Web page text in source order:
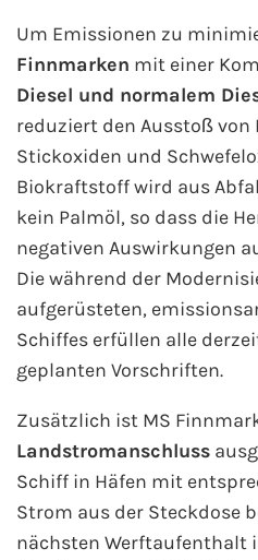
Um Emissionen zu
Finnmarken mit einer
Diesel und normalem
reduziert den Ausstoß von
Stickoxiden und
Biokraftstoff wird aus
kein Palmöl, so dass die
negativen Auswirkungen
Die während der
aufgerüsteten,
Schiffes erfüllen alle
geplanten Vorschriften.
Zusätzlich ist MS
Landstromanschluss
Schiff in Häfen mit
Strom aus der Steckdose
nächsten Werftaufenthalt